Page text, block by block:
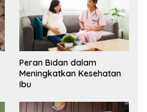
Peran Bidan dalam
Meningkatkan Kesehatan
Ibu